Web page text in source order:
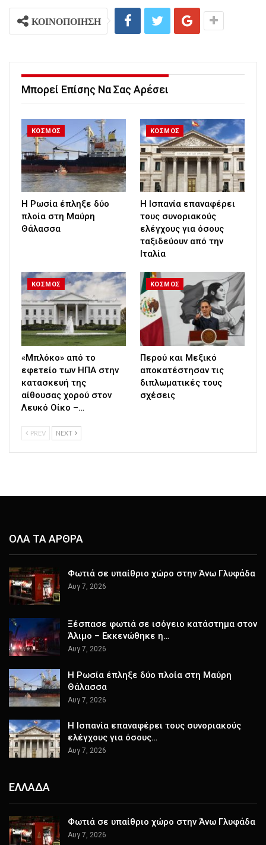
ΚΟΙΝΟΠΟΙΗΣΗ
Μπορεί Επίσης Να Σας Αρέσει
ΚΟΣΜΟΣ
Η Ρωσία έπληξε δύο
πλοία στη Μαύρη
Θάλασσα
ΚΟΣΜΟΣ
H Ισπανία επαναφέρει
τους συνοριακούς
ελέγχους για όσους
ταξιδεύουν από την
Ιταλία
ΚΟΣΜΟΣ
«Μπλόκο» από το
εφετείο των ΗΠΑ στην
κατασκευή της
αίθουσας χορού στον
Λευκό Οίκο –…
ΚΟΣΜΟΣ
Περού και Μεξικό
αποκατέστησαν τις
διπλωματικές τους
σχέσεις
PREV NEXT
ΟΛΑ ΤΑ ΑΡΘΡΑ
Φωτιά σε υπαίθριο χώρο στην Άνω Γλυφάδα
Αυγ 7, 2026
Ξέσπασε φωτιά σε ισόγειο κατάστημα στον
Άλιμο – Εκκενώθηκε η…
Αυγ 7, 2026
Η Ρωσία έπληξε δύο πλοία στη Μαύρη
Θάλασσα
Αυγ 7, 2026
H Ισπανία επαναφέρει τους συνοριακούς
ελέγχους για όσους…
Αυγ 7, 2026
ΕΛΛΑΔΑ
Φωτιά σε υπαίθριο χώρο στην Άνω Γλυφάδα
Αυγ 7, 2026